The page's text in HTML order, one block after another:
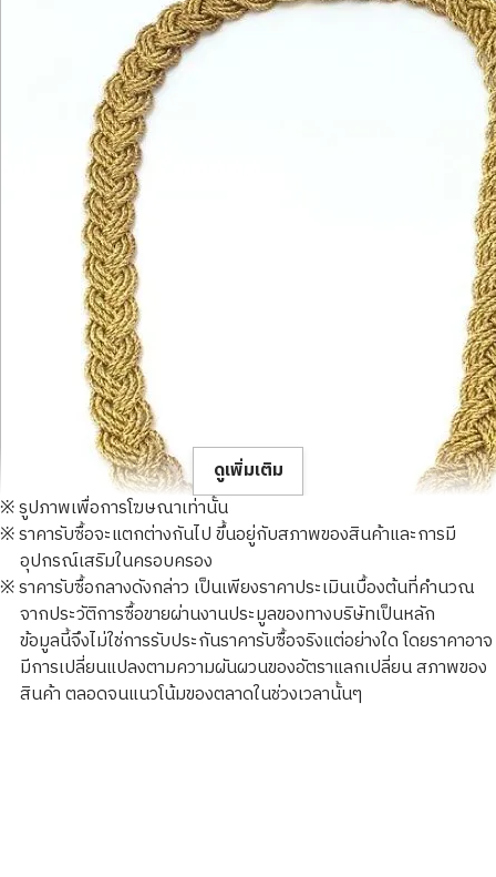
Tiffany necklace pendant top 750 73.5g
ราคารับซื้ออ้างอิง
THB 291,420.06
ดูเพิ่มเติม
※ รูปภาพเพื่อการโฆษณาเท่านั้น
※ ราคารับซื้อจะแตกต่างกันไป ขึ้นอยู่กับสภาพของสินค้าและการมี
อุปกรณ์เสริมในครอบครอง
※ ราคารับซื้อกลางดังกล่าว เป็นเพียงราคาประเมินเบื้องต้นที่คำนวณ
จากประวัติการซื้อขายผ่านงานประมูลของทางบริษัทเป็นหลัก
ข้อมูลนี้จึงไม่ใช่การรับประกันราคารับซื้อจริงแต่อย่างใด โดยราคาอาจ
มีการเปลี่ยนแปลงตามความผันผวนของอัตราแลกเปลี่ยน สภาพของ
สินค้า ตลอดจนแนวโน้มของตลาดในช่วงเวลานั้นๆ